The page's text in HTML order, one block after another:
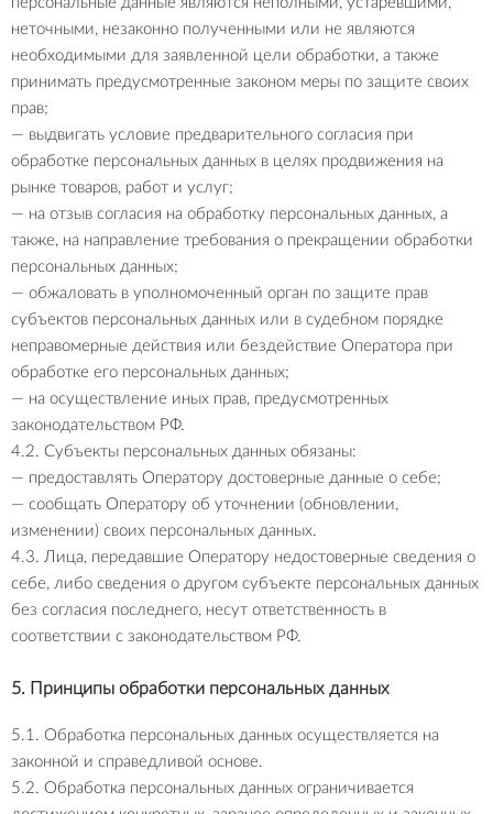
неточными, незаконно полученными или не являются
необходимыми для заявленной цели обработки, а также
принимать предусмотренные законом меры по защите своих
прав;
— выдвигать условие предварительного согласия при
обработке персональных данных в целях продвижения на
рынке товаров, работ и услуг;
— на отзыв согласия на обработку персональных данных, а
также, на направление требования о прекращении обработки
персональных данных;
— обжаловать в уполномоченный орган по защите прав
субъектов персональных данных или в судебном порядке
неправомерные действия или бездействие Оператора при
обработке его персональных данных;
— на осуществление иных прав, предусмотренных
законодательством РФ.
4.2. Субъекты персональных данных обязаны:
— предоставлять Оператору достоверные данные о себе;
— сообщать Оператору об уточнении (обновлении,
изменении) своих персональных данных.
4.3. Лица, передавшие Оператору недостоверные сведения о
себе, либо сведения о другом субъекте персональных данных
без согласия последнего, несут ответственность в
соответствии с законодательством РФ.
5. Принципы обработки персональных данных
5.1. Обработка персональных данных осуществляется на
законной и справедливой основе.
5.2. Обработка персональных данных ограничивается